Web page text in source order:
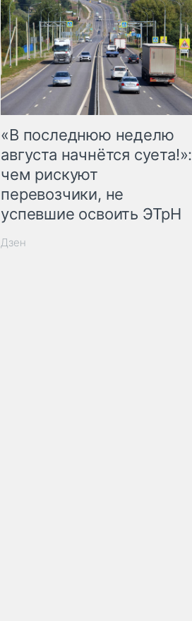
«В последнюю неделю
августа начнётся суета!»:
чем рискуют
перевозчики, не
успевшие освоить ЭТрН
Дзен